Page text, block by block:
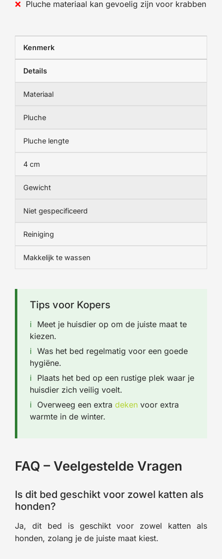
Pluche materiaal kan gevoelig zijn voor krabben
Kenmerk
Details
Materiaal
Pluche
Pluche lengte
4 cm
Gewicht
Niet gespecificeerd
Reiniging
Makkelijk te wassen
Tips voor Kopers
Meet je huisdier op om de juiste maat te
kiezen.
Was het bed regelmatig voor een goede
hygiëne.
Plaats het bed op een rustige plek waar je
huisdier zich veilig voelt.
Overweeg een extra deken voor extra
warmte in de winter.
FAQ – Veelgestelde Vragen
Is dit bed geschikt voor zowel katten als
honden?
Ja, dit bed is geschikt voor zowel katten als
honden, zolang je de juiste maat kiest.